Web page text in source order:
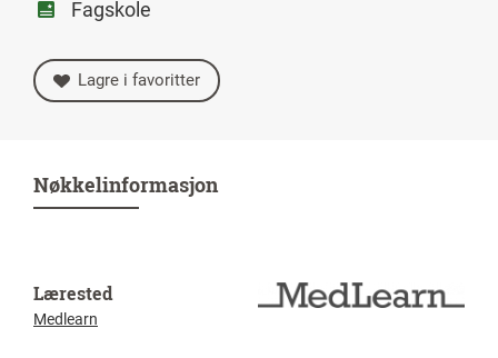
Fagskole
Lagre i favoritter
Nøkkelinformasjon
Lærested
Medlearn